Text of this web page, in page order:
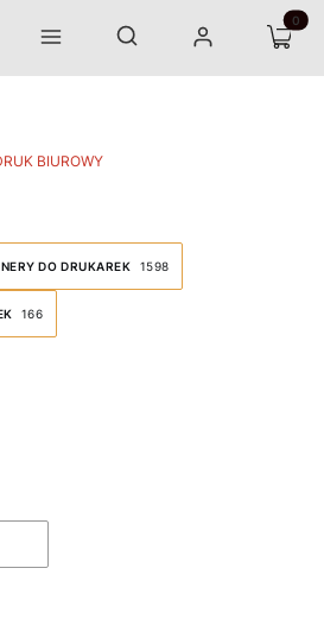
Menu Otwórz wyszukiwarkę
Szukaj Zaloguj się Koszyk
BIUROWY
DO DRUKAREK 1598
166